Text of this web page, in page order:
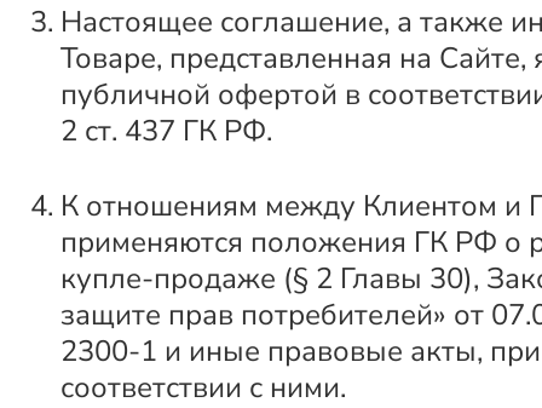
Настоящее соглашение, а также
Товаре, представленная на Сайте,
публичной офертой в
2 ст. 437 ГК РФ.
К отношениям между Клиентом и
применяются положения ГК РФ о
купле-продаже (§ 2 Главы 30),
защите прав потребителей» от
2300-1 и иные правовые акты,
соответствии с ними.